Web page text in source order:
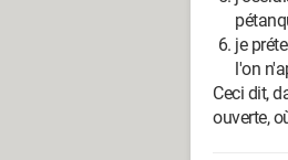
je
l'on
Ceci dit,
ouverte,